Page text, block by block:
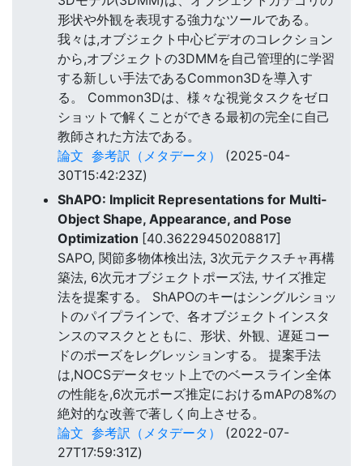
形状や外観を表現する強力なツールである。
我々は,オブジェクト中心ビデオのコレクション
から,オブジェクトの3DMMを自己管理的に学習
する新しい手法であるCommon3Dを導入す
る。 Common3Dは、様々な視覚タスクをゼロ
ショットで解くことができる最初の完全に自己
教師された方法である。
論文 参考訳（メタデータ）
(2025-04-
30T15:42:23Z)
ShAPO: Implicit Representations for Multi-
Object Shape, Appearance, and Pose
Optimization [40.36229450208817]
SAPO, 関節多物体検出法, 3次元テクスチャ再構
築法, 6次元オブジェクトポーズ法, サイズ推定
法を提案する。 ShAPOのキーはシングルショッ
トのパイプラインで、各オブジェクトインスタ
ンスのマスクとともに、形状、外観、遅延コー
ドのポーズをレグレッションする。 提案手法
は,NOCSデータセット上でのベースライン全体
の性能を,6次元ポーズ推定におけるmAPの8%の
絶対的な改善で著しく向上させる。
論文 参考訳（メタデータ）
(2022-07-
27T17:59:31Z)